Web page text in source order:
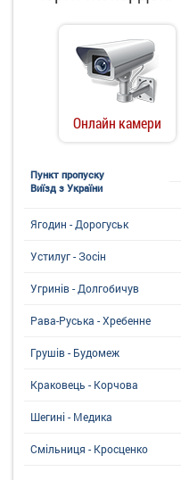
Онлайн камери
Пункт пропуску
Виїзд з України
Ягодин - Дорогуськ
Устилуг - Зосін
Угринiв - Долгобичув
Рава-Руська - Хребенне
Грушів - Будомеж
Краковець - Корчова
Шегині - Медика
Смільниця - Кросценко